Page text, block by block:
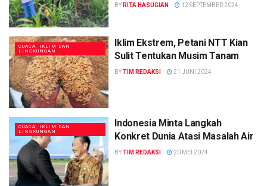
BY RITA HASUGIAN 12 SEPTEMBER 2024
CUACA, IKLIM DAN
LINGKUNGAN
Iklim Ekstrem, Petani NTT Kian
Sulit Tentukan Musim Tanam
BYTIM REDAKSI 21 JUNI 2024
CUACA, IKLIM DAN
LINGKUNGAN
Indonesia Minta Langkah
Konkret Dunia Atasi Masalah Air
BYTIM REDAKSI 20 MEI 2024